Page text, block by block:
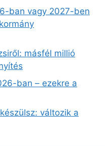
ban vagy 2027-ben
másfél millió
ban – ezekre a
változik a